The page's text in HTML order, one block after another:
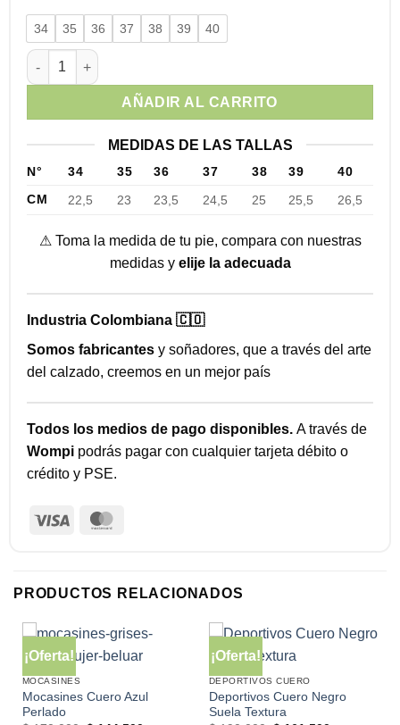
34 35 36 37 38 39 40
Mocasines Elegantes Cuero Rojo cantidad
AÑADIR AL CARRITO
MEDIDAS DE LAS TALLAS
N° 34 35 36 37 38 39
40
CM
22,5 23 23,5 24,5 25 25,5 26,5
⚠ Toma la medida de tu pie, compara con nuestras
medidas y elije la adecuada
Industria Colombiana 🇨🇴
Somos fabricantesy soñadores, que a través del arte
del calzado, creemos en un mejor país
Todos los medios de pago disponibles. A través de
Wompipodrás pagar con cualquier tarjeta débito o
crédito y PSE.
Visa
PRODUCTOS RELACIONADOS
¡Oferta!
MOCASINES
Mocasines Cuero Azul
Perlado
¡Oferta!
DEPORTIVOS CUERO
Deportivos Cuero Negro
Suela Textura